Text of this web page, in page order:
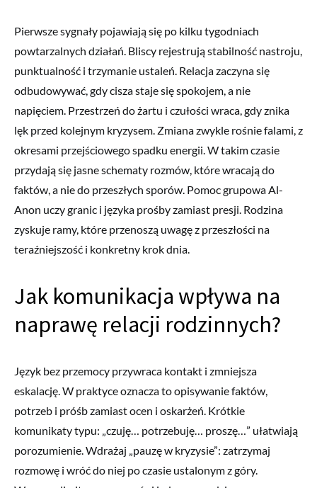
Pierwsze sygnały pojawiają się po kilku tygodniach
powtarzalnych działań. Bliscy rejestrują stabilność nastroju,
punktualność i trzymanie ustaleń. Relacja zaczyna się
odbudowywać, gdy cisza staje się spokojem, a nie
napięciem. Przestrzeń do żartu i czułości wraca, gdy znika
lęk przed kolejnym kryzysem. Zmiana zwykle rośnie falami, z
okresami przejściowego spadku energii. W takim czasie
przydają się jasne schematy rozmów, które wracają do
faktów, a nie do przeszłych sporów. Pomoc grupowa Al-
Anon uczy granic i języka prośby zamiast presji. Rodzina
zyskuje ramy, które przenoszą uwagę z przeszłości na
teraźniejszość i konkretny krok dnia.
Jak komunikacja wpływa na
naprawę relacji rodzinnych?
Język bez przemocy przywraca kontakt i zmniejsza
eskalację. W praktyce oznacza to opisywanie faktów,
potrzeb i próśb zamiast ocen i oskarżeń. Krótkie
komunikaty typu: „czuję… potrzebuję… proszę…” ułatwiają
porozumienie. Wdrażaj „pauzę w kryzysie”: zatrzymaj
rozmowę i wróć do niej po czasie ustalonym z góry.